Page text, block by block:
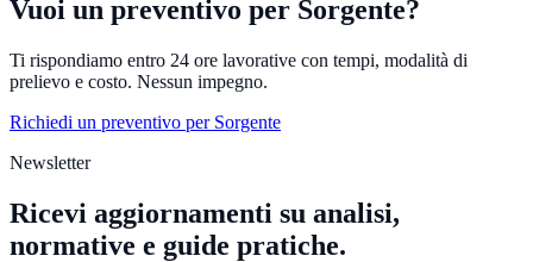
Vuoi un preventivo per Sorgente?
Ti rispondiamo entro 24 ore lavorative con tempi, modalità di
prelievo e costo. Nessun impegno.
Richiedi un preventivo per Sorgente
Newsletter
Ricevi aggiornamenti su analisi,
normative e guide pratiche.